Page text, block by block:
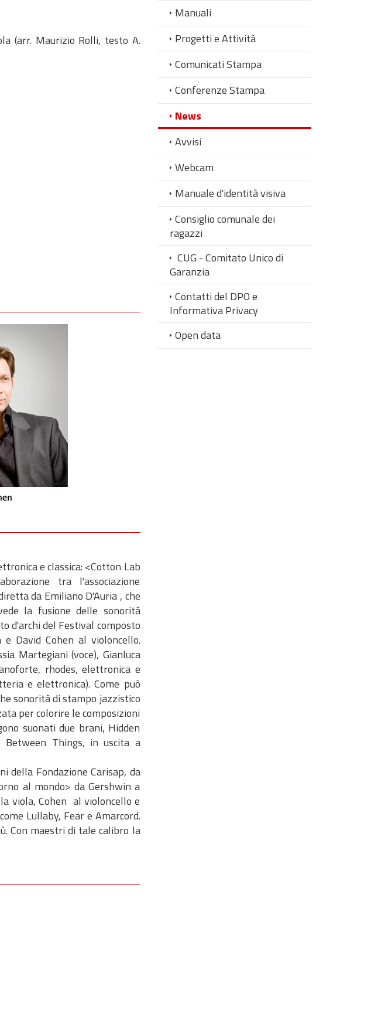
(arr. Maurizio Rolli, testo A.
e classica: <Cotton Lab
tra l'associazione
da Emiliano D'Auria , che
la fusione delle sonorità
d'archi del Festival composto
David Cohen al violoncello.
Martegiani (voce), Gianluca
rhodes, elettronica e
e elettronica). Come può
sonorità di stampo jazzistico
per colorire le composizioni
suonati due brani, Hidden
Between Things, in uscita a
della Fondazione Carisap, da
al mondo> da Gershwin a
viola, Cohen al violoncello e
Lullaby, Fear e Amarcord.
Con maestri di tale calibro la
Manuali
Progetti e Attività
Comunicati Stampa
Conferenze Stampa
News
Avvisi
Webcam
Manuale d'identità visiva
Consiglio comunale dei
ragazzi
CUG - Comitato Unico di
Garanzia
Contatti del DPO e
Informativa Privacy
Open data